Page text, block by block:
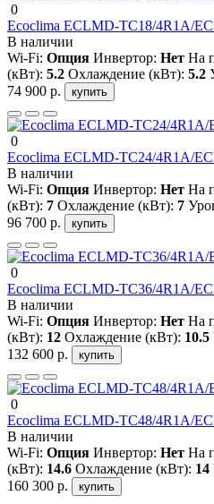
0
Ecoclima ECLMD-TC18/4R1A/
В наличии
Wi-Fi: Опция Инвертор: Нет На
(кВт): 5.2 Охлаждение (кВт): 5.2
74 900 р.
купить
0
Ecoclima ECLMD-TC24/4R1A/
В наличии
Wi-Fi: Опция Инвертор: Нет На
(кВт): 7 Охлаждение (кВт): 7
96 700 р.
купить
0
Ecoclima ECLMD-TC36/4R1A/
В наличии
Wi-Fi: Опция Инвертор: Нет На
(кВт): 12 Охлаждение (кВт): 10.5
132 600 р.
купить
0
Ecoclima ECLMD-TC48/4R1A/
В наличии
Wi-Fi: Опция Инвертор: Нет На
(кВт): 14.6 Охлаждение (кВт): 14
160 300 р.
купить